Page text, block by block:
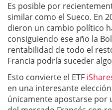
Es posible por
similar como el Sueco. En
dieron un cambio político
consiguiendo ese año la
rentabilidad de todo el
Francia podría suceder
Esto convierte el ETF
en una interesante
únicamente apostarse